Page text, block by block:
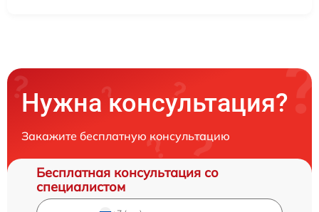
Нужна консультация?
Закажите бесплатную консультацию
Бесплатная консультация со
специалистом